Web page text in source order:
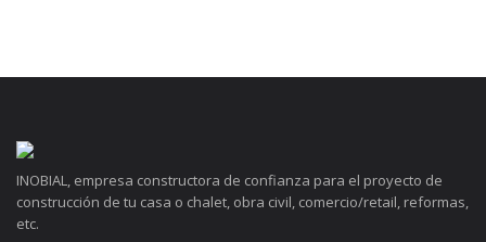
INOBIAL, empresa constructora de confianza para el proyecto de
construcción de tu casa o chalet, obra civil, comercio/retail, reformas,
etc.